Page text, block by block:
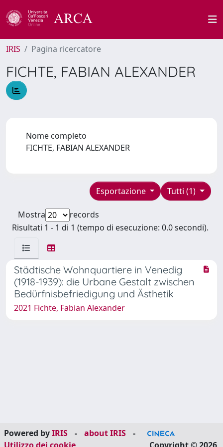
IRIS Pagina ricercatore
FICHTE, FABIAN ALEXANDER
Nome completo
FICHTE, FABIAN ALEXANDER
Tutti (1)
Esportazione
Mostra
records
Risultati 1 - 1 di 1 (tempo di esecuzione: 0.0 secondi).
Städtische Wohnquartiere in Venedig
(1918-1939): die Urbane Gestalt zwischen
Bedürfnisbefriedigung und Ästhetik
2021 Fichte, Fabian Alexander
Powered byIRIS - about IRIS
-